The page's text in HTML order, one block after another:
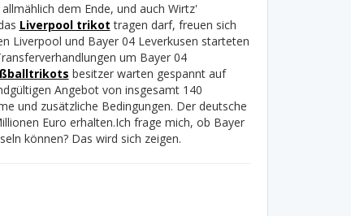
dem Ende, und auch Wirtz'
Liverpool trikot tragen darf, freuen sich
Liverpool und Bayer 04 Leverkusen starteten
um Bayer 04
besitzer warten gespannt auf
Angebot von insgesamt 140
und zusätzliche Bedingungen. Der deutsche
Euro erhalten.Ich frage mich, ob Bayer
können? Das wird sich zeigen.